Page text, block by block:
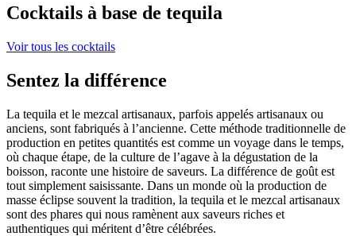
Cocktails à base de tequila
Voir tous les cocktails
Sentez la différence
La tequila et le mezcal artisanaux, parfois appelés artisanaux ou
anciens, sont fabriqués à l’ancienne. Cette méthode traditionnelle de
production en petites quantités est comme un voyage dans le temps,
où chaque étape, de la culture de l’agave à la dégustation de la
boisson, raconte une histoire de saveurs. La différence de goût est
tout simplement saisissante. Dans un monde où la production de
masse éclipse souvent la tradition, la tequila et le mezcal artisanaux
sont des phares qui nous ramènent aux saveurs riches et
authentiques qui méritent d’être célébrées.